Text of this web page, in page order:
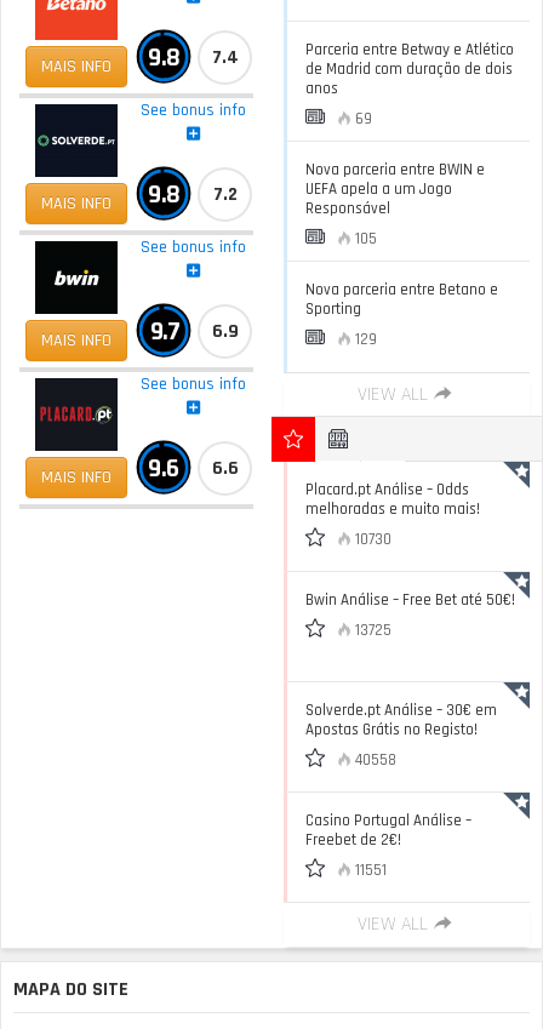
MAIS INFO 9.8 7.4
MAIS INFO
See bonus info
9.8 7.2
MAIS INFO
See bonus info
9.7 6.9
MAIS INFO
See bonus info
9.6 6.6
Parceria entre Betway e Atlético
de Madrid com duração de dois
anos
69
Nova parceria entre BWIN e
UEFA apela a um Jogo
Responsável
105
Nova parceria entre Betano e
Sporting
129
VIEW ALL
Placard.pt Análise – Odds
melhoradas e muito mais!
10730
Bwin Análise – Free Bet até 50€!
13725
Solverde.pt Análise – 30€ em
Apostas Grátis no Registo!
40558
Casino Portugal Análise –
Freebet de 2€!
11551
VIEW ALL
MAPA DO SITE